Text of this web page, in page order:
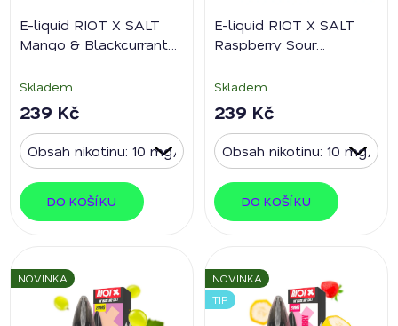
E-liquid RIOT X SALT
Mango & Blackcurrant
Skladem
239 Kč
DO KOŠÍKU
E-liquid RIOT X SALT
Raspberry Sour
Skladem
239 Kč
DO KOŠÍKU
NOVINKA
NOVINKA
TIP